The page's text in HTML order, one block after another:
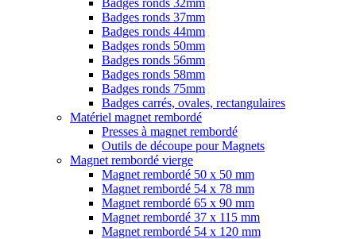
Badges ronds 32mm
Badges ronds 37mm
Badges ronds 44mm
Badges ronds 50mm
Badges ronds 56mm
Badges ronds 58mm
Badges ronds 75mm
Badges carrés, ovales, rectangulaires
Matériel magnet rembordé
Presses à magnet rembordé
Outils de découpe pour Magnets
Magnet rembordé vierge
Magnet rembordé 50 x 50 mm
Magnet rembordé 54 x 78 mm
Magnet rembordé 65 x 90 mm
Magnet rembordé 37 x 115 mm
Magnet rembordé 54 x 120 mm